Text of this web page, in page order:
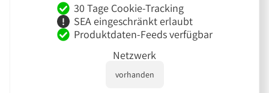
30 Tage Cookie-Tracking
SEA eingeschränkt erlaubt
Produktdaten-Feeds verfügbar
Netzwerk
vorhanden